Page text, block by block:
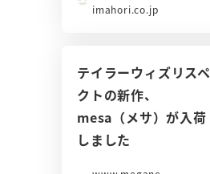
imahori.co.jp
テイラーウィズリスペ
クトの新作、
mesa（メサ）が入荷
しました